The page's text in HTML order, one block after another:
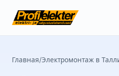
Главная/Электромонтаж в